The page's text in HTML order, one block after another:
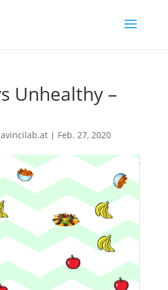
Unhealthy –
| Feb. 27, 2020